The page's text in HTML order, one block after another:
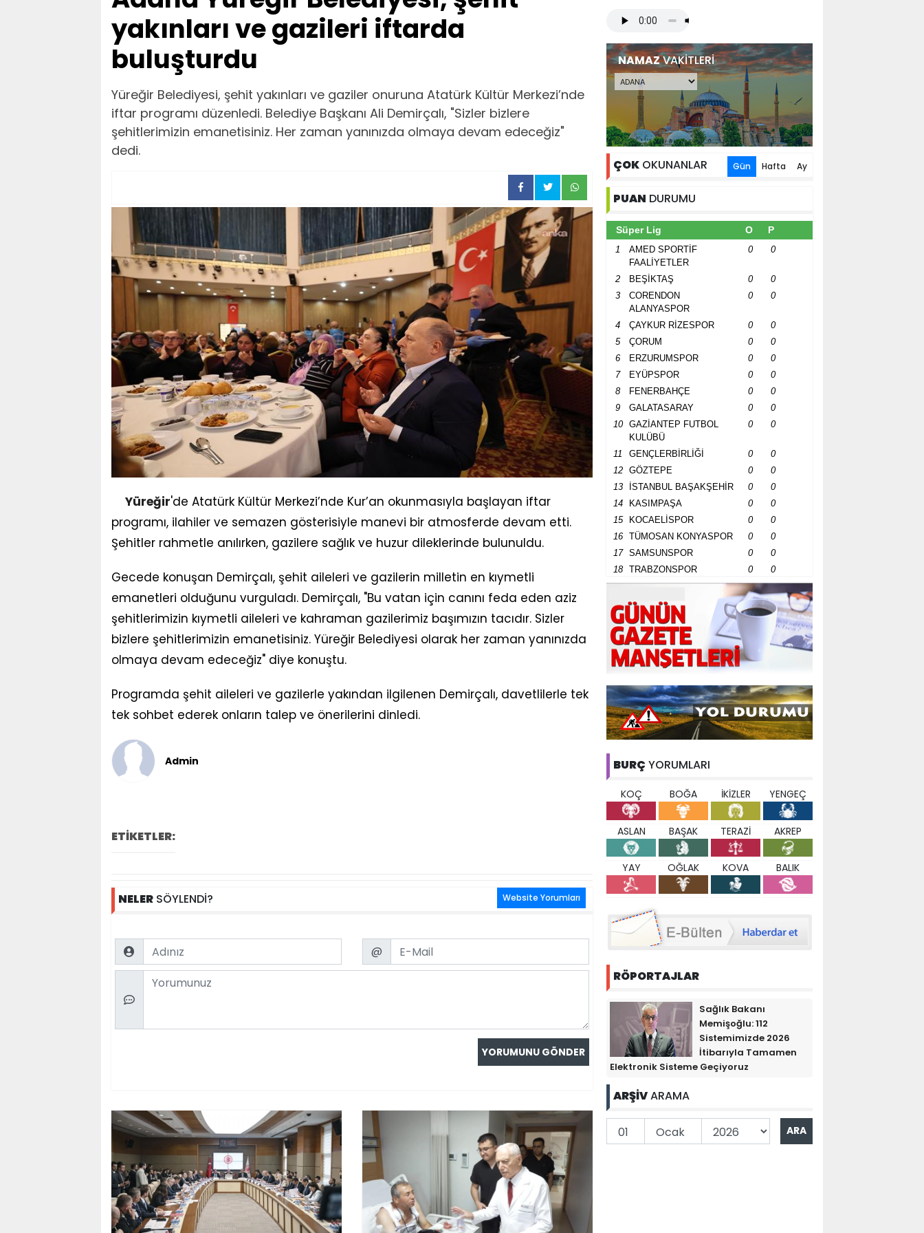
yakınları ve gazileri iftarda
buluşturdu
Yüreğir Belediyesi, şehit yakınları ve gaziler onuruna Atatürk Kültür Merkezi’nde
iftar programı düzenledi. Belediye Başkanı Ali Demirçalı, "Sizler bizlere
şehitlerimizin emanetisiniz. Her zaman yanınızda olmaya devam edeceğiz"
dedi.
Yüreğir'de Atatürk Kültür Merkezi’nde Kur’an okunmasıyla başlayan iftar
programı, ilahiler ve semazen gösterisiyle manevi bir atmosferde devam etti.
Şehitler rahmetle anılırken, gazilere sağlık ve huzur dileklerinde bulunuldu.
Gecede konuşan Demirçalı, şehit aileleri ve gazilerin milletin en kıymetli
emanetleri olduğunu vurguladı. Demirçalı, "Bu vatan için canını feda eden aziz
şehitlerimizin kıymetli aileleri ve kahraman gazilerimiz başımızın tacıdır. Sizler
bizlere şehitlerimizin emanetisiniz. Yüreğir Belediyesi olarak her zaman yanınızda
olmaya devam edeceğiz" diye konuştu.
Programda şehit aileleri ve gazilerle yakından ilgilenen Demirçalı, davetlilerle tek
tek sohbet ederek onların talep ve önerilerini dinledi.
Admin
ETİKETLER:
NELER SÖYLENDİ? Website Yorumları
Name Email
@
Comment
NAMAZVAKİTLERİ
ÇOK OKUNANLAR Gün Hafta Ay
PUAN DURUMU
Süper Lig O P
1
AMED SPORTİF
FAALİYETLER
0 0
2 BEŞİKTAŞ 0
0
3
CORENDON
ALANYASPOR
0 0
4 ÇAYKUR RİZESPOR 0
0
5
ÇORUM 0
0
6
ERZURUMSPOR 0
0
7
EYÜPSPOR 0
0
8
FENERBAHÇE 0
0
9
GALATASARAY 0
0
10
GAZİANTEP FUTBOL
KULÜBÜ
0 0
11 GENÇLERBİRLİĞİ 0
0
12
GÖZTEPE 0
0
13
İSTANBUL BAŞAKŞEHİR 0
0
14
KASIMPAŞA 0
0
15
KOCAELİSPOR 0
0
16
TÜMOSAN KONYASPOR 0
0
17
SAMSUNSPOR 0
0
18
TRABZONSPOR 0 0
BURÇ YORUMLARI
KOÇ BOĞA İKİZLER YENGEÇ
ASLAN BAŞAK TERAZİ AKREP
YAY OĞLAK KOVA BALIK
RÖPORTAJLAR
Sağlık Bakanı
Memişoğlu: 112
Sistemimizde 2026
İtibarıyla Tamamen
Elektronik Sisteme Geçiyoruz
ARŞİVARAMA